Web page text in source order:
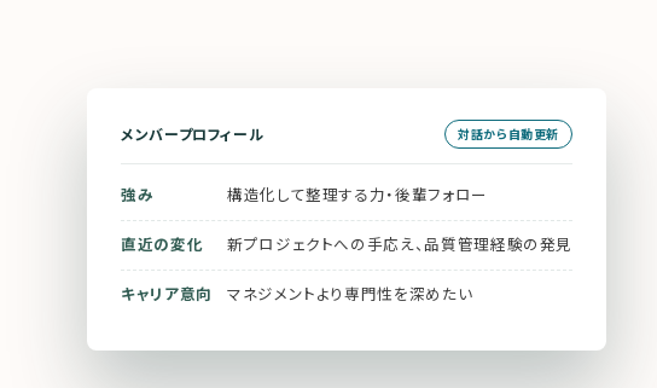
メンバープロフィール 対話から自動更新
強み 構造化して整理する力・後輩フォロー
直近の変化 新プロジェクトへの手応え、品質管理経験の発見
キャリア意向 マネジメントより専門性を深めたい